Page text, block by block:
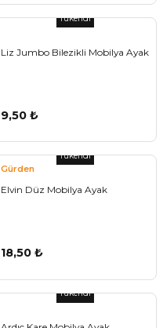
Tükendi
Liz Jumbo Bilezikli Mobilya Ayak
9,50 ₺
Tükendi
Gürden
Elvin Düz Mobilya Ayak
18,50 ₺
Tükendi